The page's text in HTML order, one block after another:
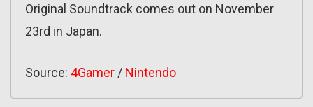
Original Soundtrack comes out on November
23rd in Japan.
Source: 4Gamer / Nintendo